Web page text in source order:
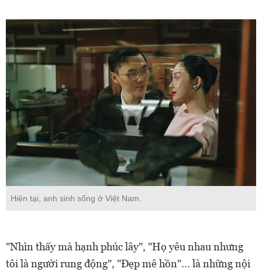
Hiện tại, anh sinh sống ở Việt Nam.
"Nhìn thấy mà hạnh phúc lây", "Họ yêu nhau nhưng
tôi là người rung động", "Đẹp mê hồn"... là những nội